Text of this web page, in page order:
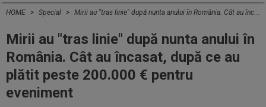
HOME Special Mirii au "tras linie" după nunta anului în România. Cât au încasat, după ce au plătit peste 200.000 € pentru eveniment
Mirii au "tras linie" după nunta anului în
România. Cât au încasat, după ce au
plătit peste 200.000 € pentru
eveniment